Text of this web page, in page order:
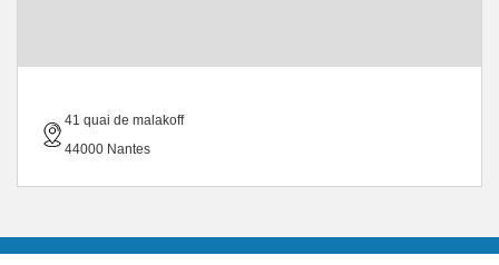
41 quai de malakoff
44000 Nantes